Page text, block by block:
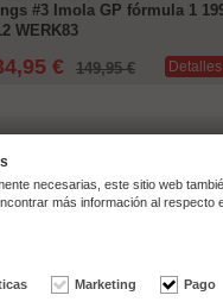
#3 Imola GP fórmula 1
WERK83
€ 149,95 € Detalles
| Trusted Shops
necesarias, este sitio web
más información al respecto
Marketing Pago